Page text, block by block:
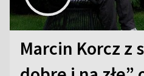
Marcin Korcz z